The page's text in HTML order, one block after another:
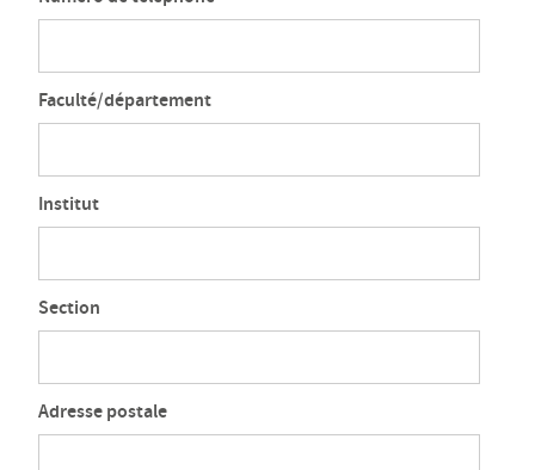
Faculté/département
Institut
Section
Adresse postale